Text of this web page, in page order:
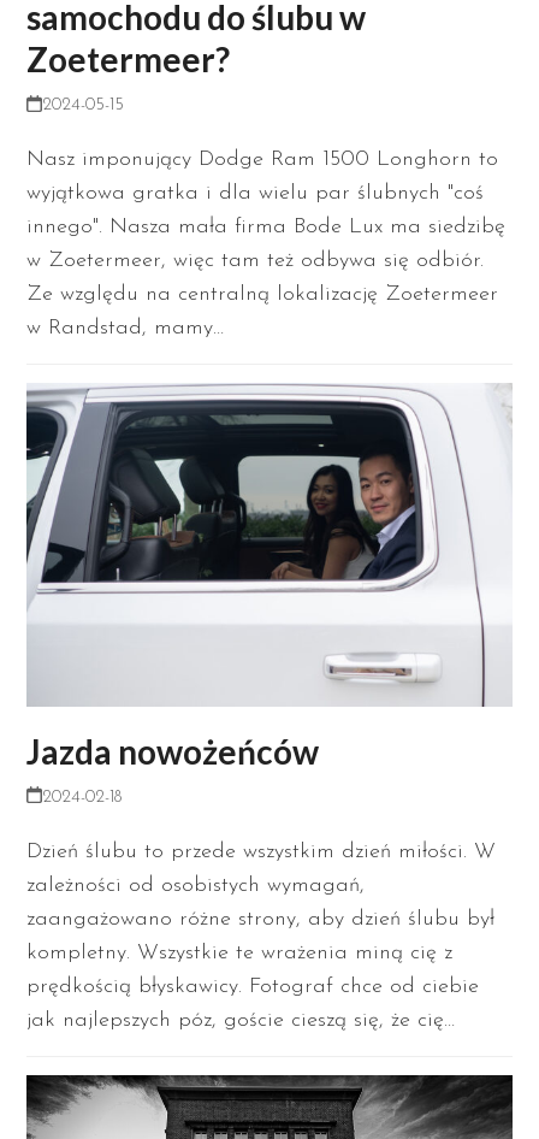
samochodu do ślubu w
Zoetermeer?
2024-05-15
Nasz imponujący Dodge Ram 1500 Longhorn to
wyjątkowa gratka i dla wielu par ślubnych "coś
innego". Nasza mała firma Bode Lux ma siedzibę
w Zoetermeer, więc tam też odbywa się odbiór.
Ze względu na centralną lokalizację Zoetermeer
w Randstad, mamy…
Jazda nowożeńców
2024-02-18
Dzień ślubu to przede wszystkim dzień miłości. W
zależności od osobistych wymagań,
zaangażowano różne strony, aby dzień ślubu był
kompletny. Wszystkie te wrażenia miną cię z
prędkością błyskawicy. Fotograf chce od ciebie
jak najlepszych póz, goście cieszą się, że cię…